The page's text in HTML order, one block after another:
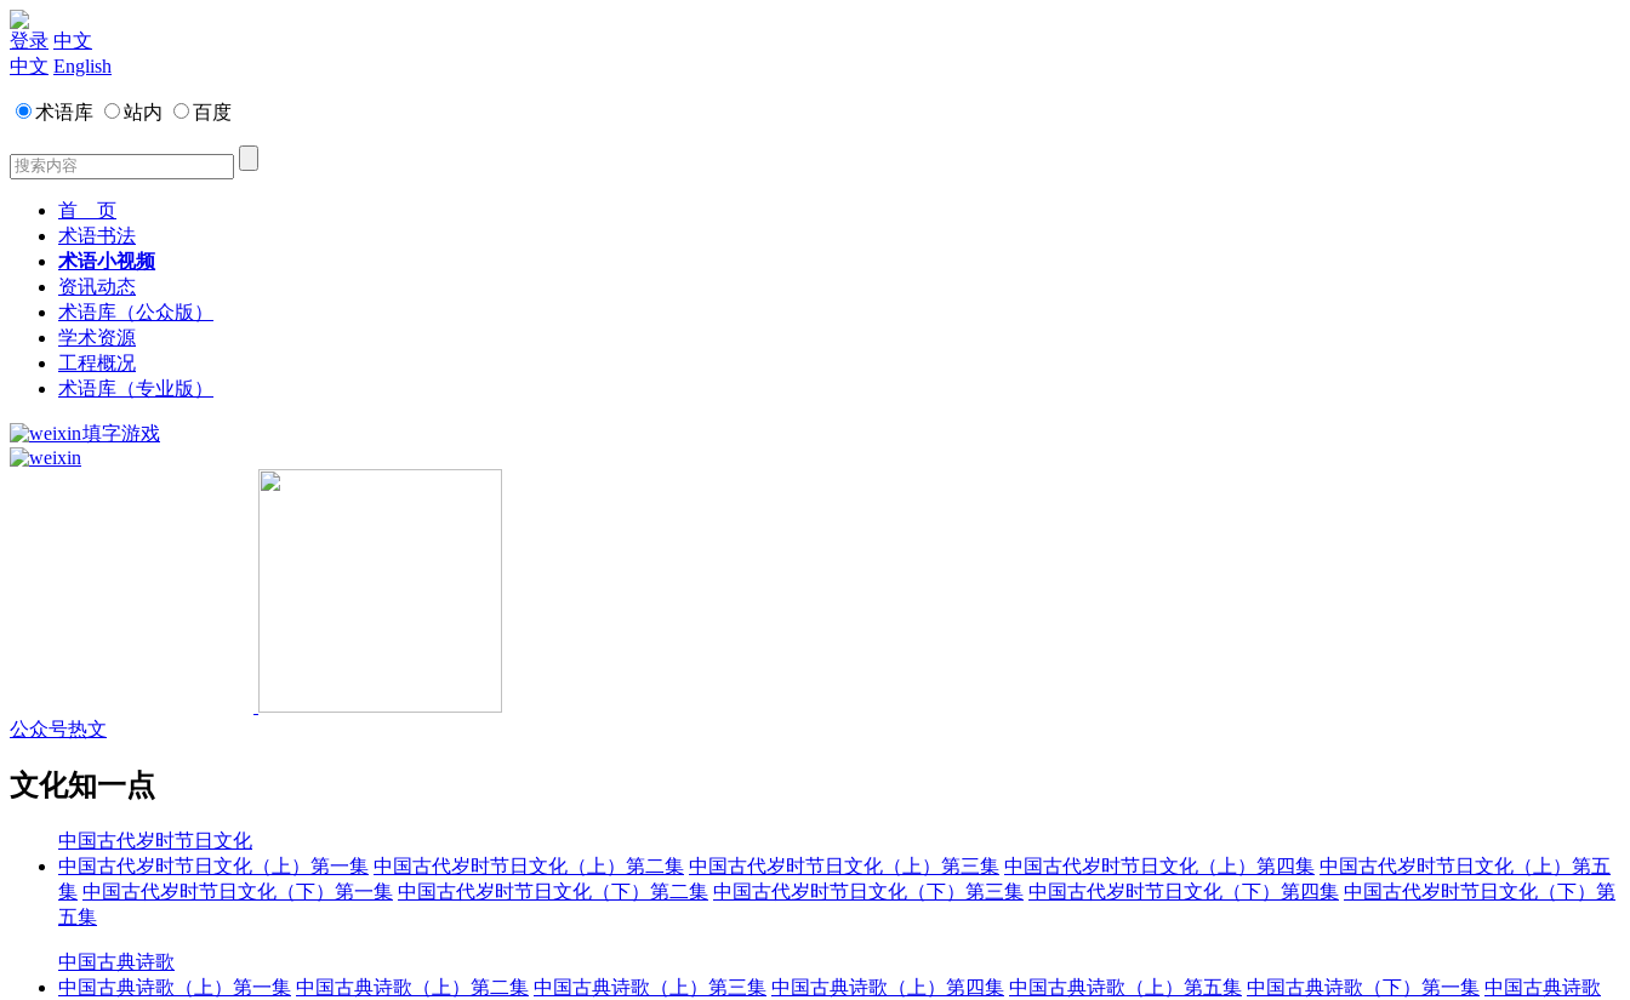
登录 中文
中文 English
术语库 站内 百度
首 页
术语书法
术语小视频
资讯动态
术语库（公众版）
学术资源
工程概况
术语库（专业版）
填字游戏
公众号热文
文化知一点
中国古代岁时节日文化
中国古代岁时节日文化（上）第一集 中国古代岁时节日文化（上）第二集 中国古代岁时节日文化（上）第三集 中国古代岁时节日文化（上）第四集 中国古代岁时节日文化（上）第五
集 中国古代岁时节日文化（下）第一集 中国古代岁时节日文化（下）第二集 中国古代岁时节日文化（下）第三集 中国古代岁时节日文化（下）第四集 中国古代岁时节日文化（下）第
五集
中国古典诗歌
中国古典诗歌（上）第一集 中国古典诗歌（上）第二集 中国古典诗歌（上）第三集 中国古典诗歌（上）第四集 中国古典诗歌（上）第五集 中国古典诗歌（下）第一集 中国古典诗歌